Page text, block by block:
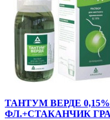
ТАНТУМ ВЕРДЕ
ФЛ.+СТАКАНЧИК